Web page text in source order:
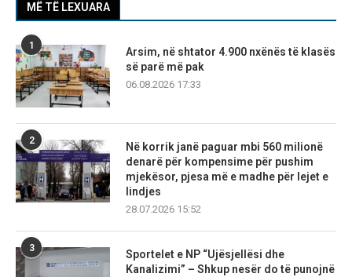
MË TË LEXUARA
1
Arsim, në shtator 4.900 nxënës të klasës
së parë më pak
06.08.2026 17:33
2
Në korrik janë paguar mbi 560 milionë
denarë për kompensime për pushim
mjekësor, pjesa më e madhe për lejet e
lindjes
28.07.2026 15:52
3
Sportelet e NP “Ujësjellësi dhe
Kanalizimi” – Shkup nesër do të punojnë